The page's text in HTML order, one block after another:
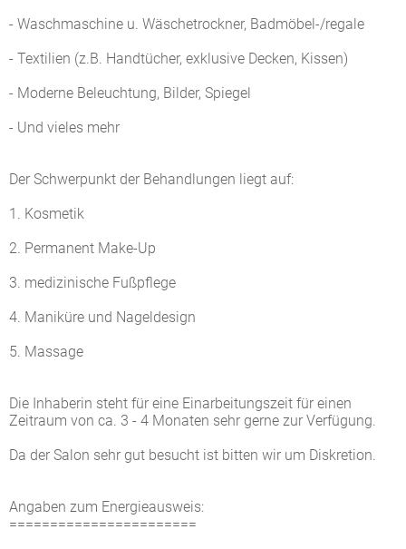
- Waschmaschine u. Wäschetrockner, Badmöbel-/regale
- Textilien (z.B. Handtücher, exklusive Decken, Kissen)
- Moderne Beleuchtung, Bilder, Spiegel
- Und vieles mehr
Der Schwerpunkt der Behandlungen liegt auf:
1. Kosmetik
2. Permanent Make-Up
3. medizinische Fußpflege
4. Maniküre und Nageldesign
5. Massage
Die Inhaberin steht für eine Einarbeitungszeit für einen
Zeitraum von ca. 3 - 4 Monaten sehr gerne zur Verfügung.
Da der Salon sehr gut besucht ist bitten wir um Diskretion.
Angaben zum Energieausweis:
=======================